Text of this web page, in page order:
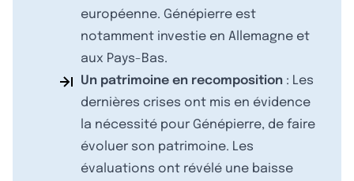
européenne. Génépierre est
notamment investie en Allemagne et
aux Pays-Bas.
Un patrimoine en recomposition : Les
dernières crises ont mis en évidence
la nécessité pour Génépierre, de faire
évoluer son patrimoine. Les
évaluations ont révélé une baisse